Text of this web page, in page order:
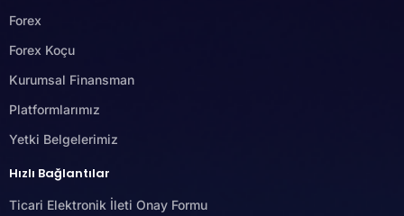
Forex
Forex Koçu
Kurumsal Finansman
Platformlarımız
Yetki Belgelerimiz
Hızlı Bağlantılar
Ticari Elektronik İleti Onay Formu